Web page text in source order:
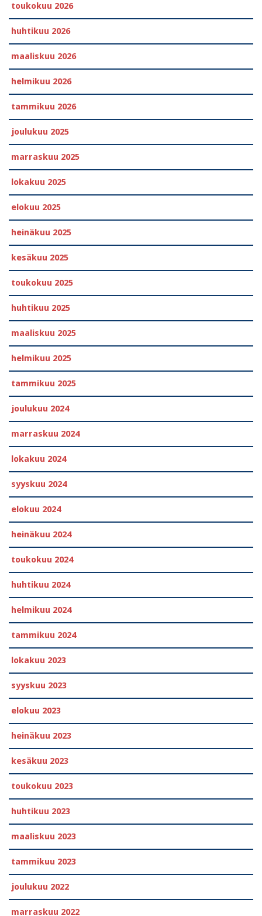
toukokuu 2026
huhtikuu 2026
maaliskuu 2026
helmikuu 2026
tammikuu 2026
joulukuu 2025
marraskuu 2025
lokakuu 2025
elokuu 2025
heinäkuu 2025
kesäkuu 2025
toukokuu 2025
huhtikuu 2025
maaliskuu 2025
helmikuu 2025
tammikuu 2025
joulukuu 2024
marraskuu 2024
lokakuu 2024
syyskuu 2024
elokuu 2024
heinäkuu 2024
toukokuu 2024
huhtikuu 2024
helmikuu 2024
tammikuu 2024
lokakuu 2023
syyskuu 2023
elokuu 2023
heinäkuu 2023
kesäkuu 2023
toukokuu 2023
huhtikuu 2023
maaliskuu 2023
tammikuu 2023
joulukuu 2022
marraskuu 2022